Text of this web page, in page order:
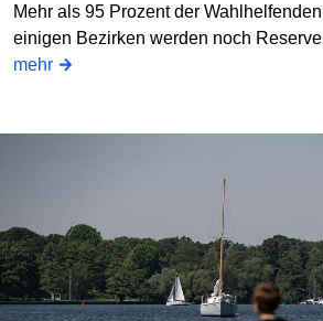
Mehr als 95 Prozent der
einigen Bezirken werden noch
mehr